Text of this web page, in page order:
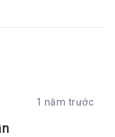
bạn là một người vô
Eker chưa? Đây là
Đó là các bạn sẽ
1 năm trước